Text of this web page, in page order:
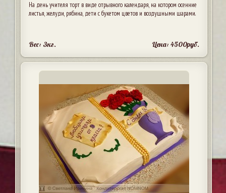
На день учителя торт в виде отрывного календаря, на котором осенние
листья, желуди, рябина, дети с букетом цветов и воздушными шарами.
Вес: 3кг. Цена: 4500руб.